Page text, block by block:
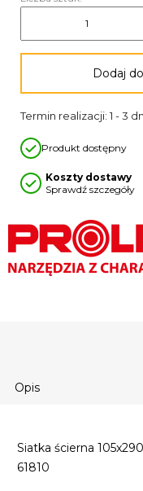
Opis
Siatka ścierna
61810
Dodaj
Termin realizacji: 1 - 3
Produkt dostępny
Koszty dostawy
Sprawdź szczegóły